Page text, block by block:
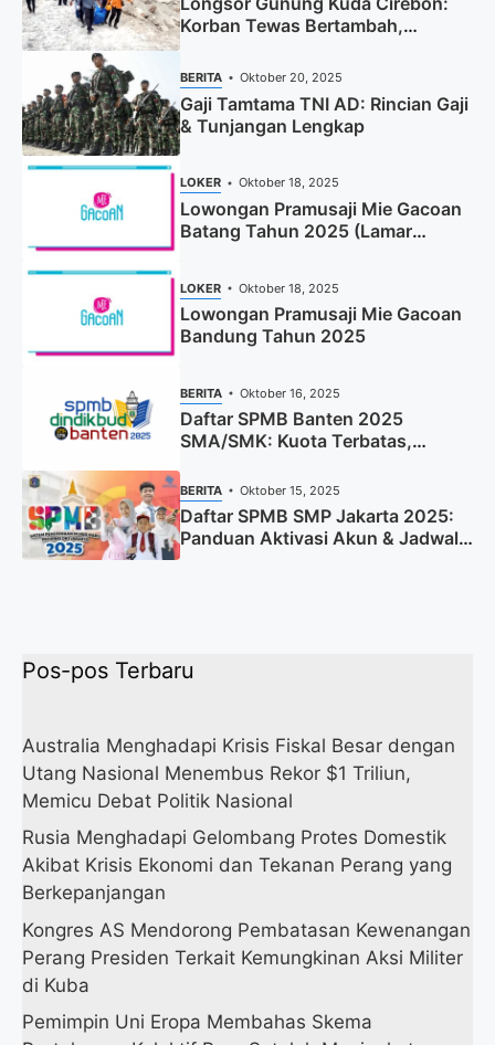
Korban Tewas Bertambah,
Pencarian Dihentikan
BERITA Oktober 20, 2025
Gaji Tamtama TNI AD: Rincian Gaji
& Tunjangan Lengkap
LOKER Oktober 18, 2025
Lowongan Pramusaji Mie Gacoan
Batang Tahun 2025 (Lamar
LOKER Oktober 18, 2025
Lowongan Pramusaji Mie Gacoan
Bandung Tahun 2025
BERITA Oktober 16, 2025
Daftar SPMB Banten 2025
SMA/SMK: Kuota Terbatas,
BERITA Oktober 15, 2025
Daftar SPMB SMP Jakarta 2025:
Panduan Aktivasi Akun & Jadwal
Lengkap
Pos-pos Terbaru
Australia Menghadapi Krisis Fiskal Besar dengan
Utang Nasional Menembus Rekor $1 Triliun,
Memicu Debat Politik Nasional
Rusia Menghadapi Gelombang Protes Domestik
Akibat Krisis Ekonomi dan Tekanan Perang yang
Berkepanjangan
Kongres AS Mendorong Pembatasan Kewenangan
Perang Presiden Terkait Kemungkinan Aksi Militer
di Kuba
Pemimpin Uni Eropa Membahas Skema